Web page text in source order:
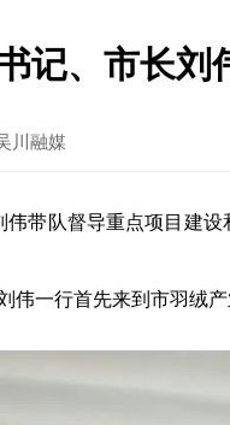
记、市长刘
川融媒
队督导重点项目建设
一行首先来到市羽绒产